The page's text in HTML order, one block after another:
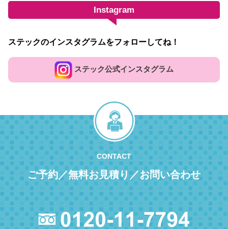
Instagram
ステックのインスタグラムをフォローしてね！
ステック公式インスタグラム
CONTACT
ご予約／無料お見積り／お問い合わせ